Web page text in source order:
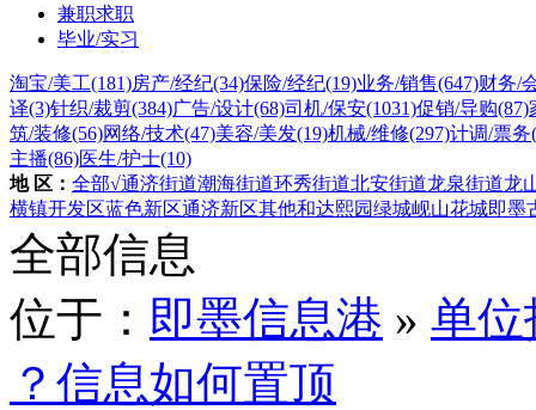
兼职求职
毕业/实习
淘宝/美工(181)房产/经纪(34)保险/经纪(19)业务/销售(647)财务/
译(3)针织/裁剪(384)广告/设计(68)司机/保安(1031)促销/导购(87)
筑/装修(56)网络/技术(47)美容/美发(19)机械/维修(297)计调/票务
主播(86)医生/护士(10)
地 区： 全部√通济街道潮海街道环秀街道北安街道龙泉街道龙
横镇开发区蓝色新区通济新区其他和达熙园绿城岘山花城即墨
全部信息
位于： 即墨信息港 » 单位
？信息如何置顶